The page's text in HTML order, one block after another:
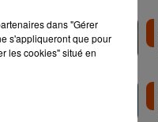
dans "Gérer
s'appliqueront que pour
les cookies" situé en